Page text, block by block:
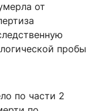
от
пробы
по части 2